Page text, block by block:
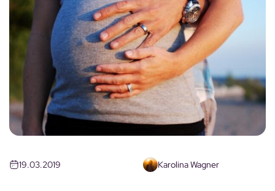
19.03.2019 Karolina Wagner